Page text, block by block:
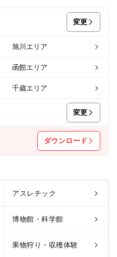
変更
旭川エリア
函館エリア
千歳エリア
変更
ダウンロード
アスレチック
博物館・科学館
果物狩り・収穫体験